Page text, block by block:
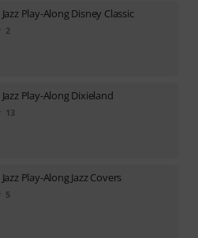
Jazz Play-Along Disney Classic
2
Jazz Play-Along Dixieland
13
Jazz Play-Along Jazz Covers
5